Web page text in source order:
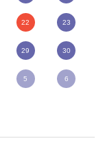
22 23
29 30
5 6